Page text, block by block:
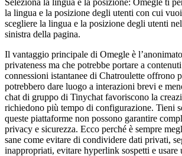
la lingua e la posizione degli utenti con cui
scegliere la lingua e la posizione degli utenti
sinistra della pagina.
Il vantaggio principale di Omegle è
privateness ma che potrebbe portare a
connessioni istantanee di Chatroulette offrono
potrebbero dare luogo a interazioni brevi e
chat di gruppo di Tinychat favoriscono la
richiedono più tempo di configurazione. Tieni
queste piattaforme non possono garantire
privacy e sicurezza. Ecco perché è sempre
sane come evitare di condividere dati privati,
inappropriati, evitare hyperlink sospetti e usare